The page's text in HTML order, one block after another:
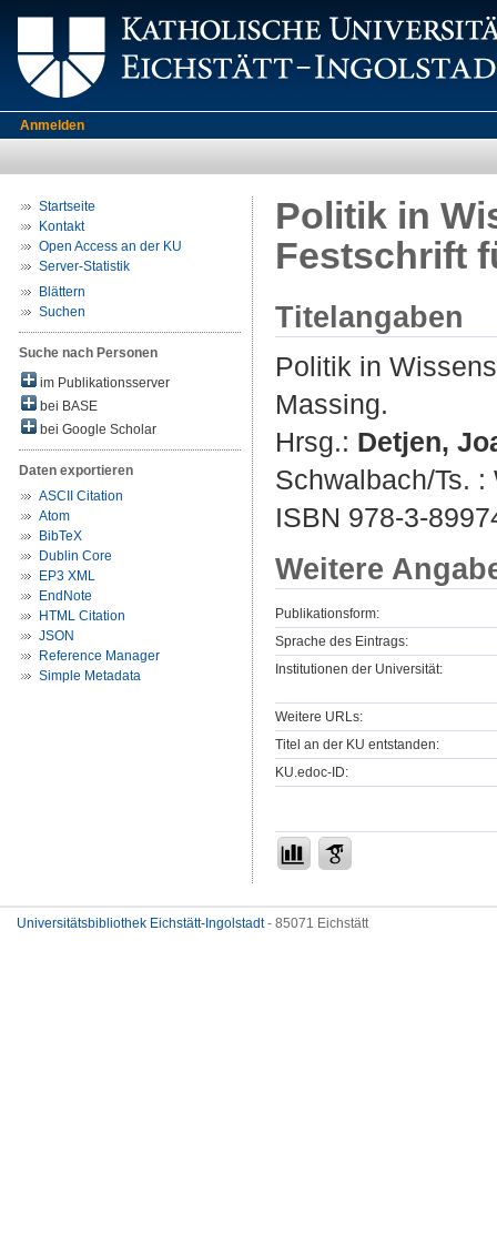
Anmelden
Startseite
Kontakt
Open Access an der KU
Server-Statistik
Blättern
Suchen
Suche nach Personen
im Publikationsserver
bei BASE
bei Google Scholar
Daten exportieren
ASCII Citation
Atom
BibTeX
Dublin Core
EP3 XML
EndNote
HTML Citation
JSON
Reference Manager
Simple Metadata
Politik in
Festschrift
Titelangaben
Politik in
Massing.
Hrsg.: Detjen,
Schwalbach/Ts.
ISBN 978-3-
Weitere
Publikationsform:
Sprache des Eintrags:
Institutionen der Universität:
Weitere URLs:
Titel an der KU entstanden:
KU.edoc-ID:
Universitätsbibliothek Eichstätt-Ingolstadt- 85071 Eichstätt